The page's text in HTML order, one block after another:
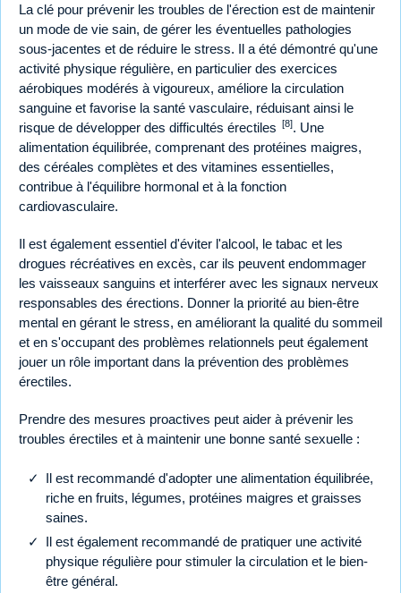
La clé pour prévenir les troubles de l'érection est de maintenir
un mode de vie sain, de gérer les éventuelles pathologies
sous-jacentes et de réduire le stress. Il a été démontré qu'une
activité physique régulière, en particulier des exercices
aérobiques modérés à vigoureux, améliore la circulation
sanguine et favorise la santé vasculaire, réduisant ainsi le
risque de développer des difficultés érectiles [8]. Une
alimentation équilibrée, comprenant des protéines maigres,
des céréales complètes et des vitamines essentielles,
contribue à l'équilibre hormonal et à la fonction
cardiovasculaire.
Il est également essentiel d'éviter l'alcool, le tabac et les
drogues récréatives en excès, car ils peuvent endommager
les vaisseaux sanguins et interférer avec les signaux nerveux
responsables des érections. Donner la priorité au bien-être
mental en gérant le stress, en améliorant la qualité du sommeil
et en s'occupant des problèmes relationnels peut également
jouer un rôle important dans la prévention des problèmes
érectiles.
Prendre des mesures proactives peut aider à prévenir les
troubles érectiles et à maintenir une bonne santé sexuelle :
Il est recommandé d'adopter une alimentation équilibrée,
riche en fruits, légumes, protéines maigres et graisses
saines.
Il est également recommandé de pratiquer une activité
physique régulière pour stimuler la circulation et le bien-
être général.